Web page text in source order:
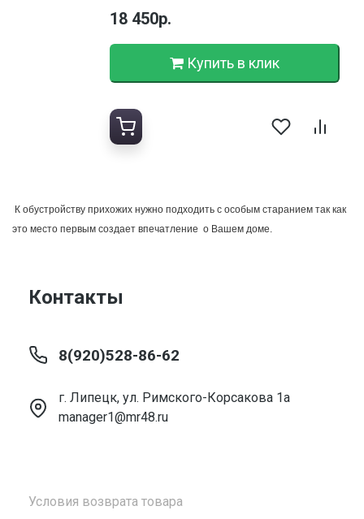
18 450р.
Купить в клик
это место первым создает впечатление  о Вашем доме.
Условия возврата товара
Контакты
8(920)528-86-62
г. Липецк, ул. Римского-Корсакова 1а
manager1@mr48.ru